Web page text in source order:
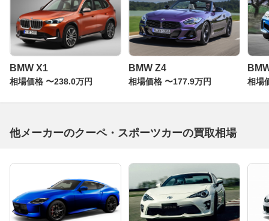
BMW X1
相場価格 〜238.0万円
BMW Z4
相場価格 〜177.9万円 相場
他メーカーのクーペ・スポーツカーの買取相場